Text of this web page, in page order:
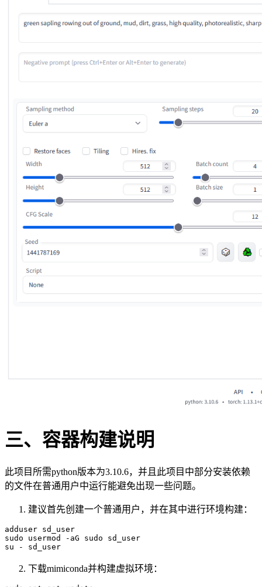
三、容器构建说明
此项目所需python版本为3.10.6，并且此项目中部分安装依赖
的文件在普通用户中运行能避免出现一些问题。
建议首先创建一个普通用户，并在其中进行环境构建：
adduser sd_user
sudo usermod -aG sudo sd_user
下载mimiconda并构建虚拟环境：